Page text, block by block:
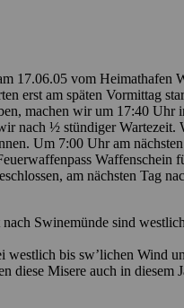
17.06.05 vom
erst am späten Vormittag
machen wir um 17:40
½ stündiger Wartezeit.
Um 7:00 Uhr am
am nächsten Tag
Swinemünde sind
bis sw’lichen Wind
diese Misere auch in